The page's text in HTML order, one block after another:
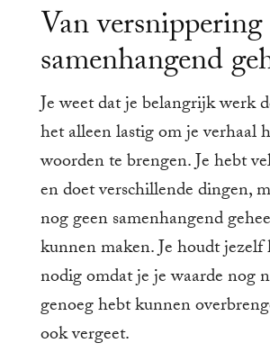
Van
samenhangend
Je weet dat je belangrijk werk
het alleen lastig om je verhaal
woorden te brengen. Je hebt
en doet verschillende dingen,
nog geen samenhangend
kunnen maken. Je houdt
nodig omdat je je waarde nog
genoeg hebt kunnen
ook vergeet.